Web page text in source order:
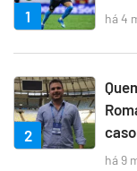
1 há 4
2
há 9